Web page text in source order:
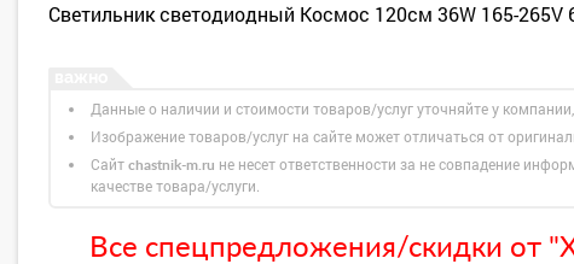
Светильник светодиодный Космос 120см 36W 165-265V
Данные о наличии и стоимости товаров/услуг уточняйте у
Изображение товаров/услуг на сайте может отличаться от
Сайт chastnik-m.ru не несет ответственности за не совпадение
качестве товара/услуги.
Все спецпредложения/скидки от